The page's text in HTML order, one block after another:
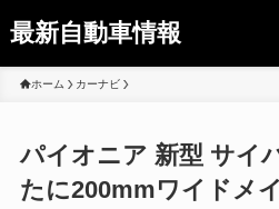
最新自動車情報
ホーム カーナビ
パイオニア 新型 サイ
たに200mmワイドメ